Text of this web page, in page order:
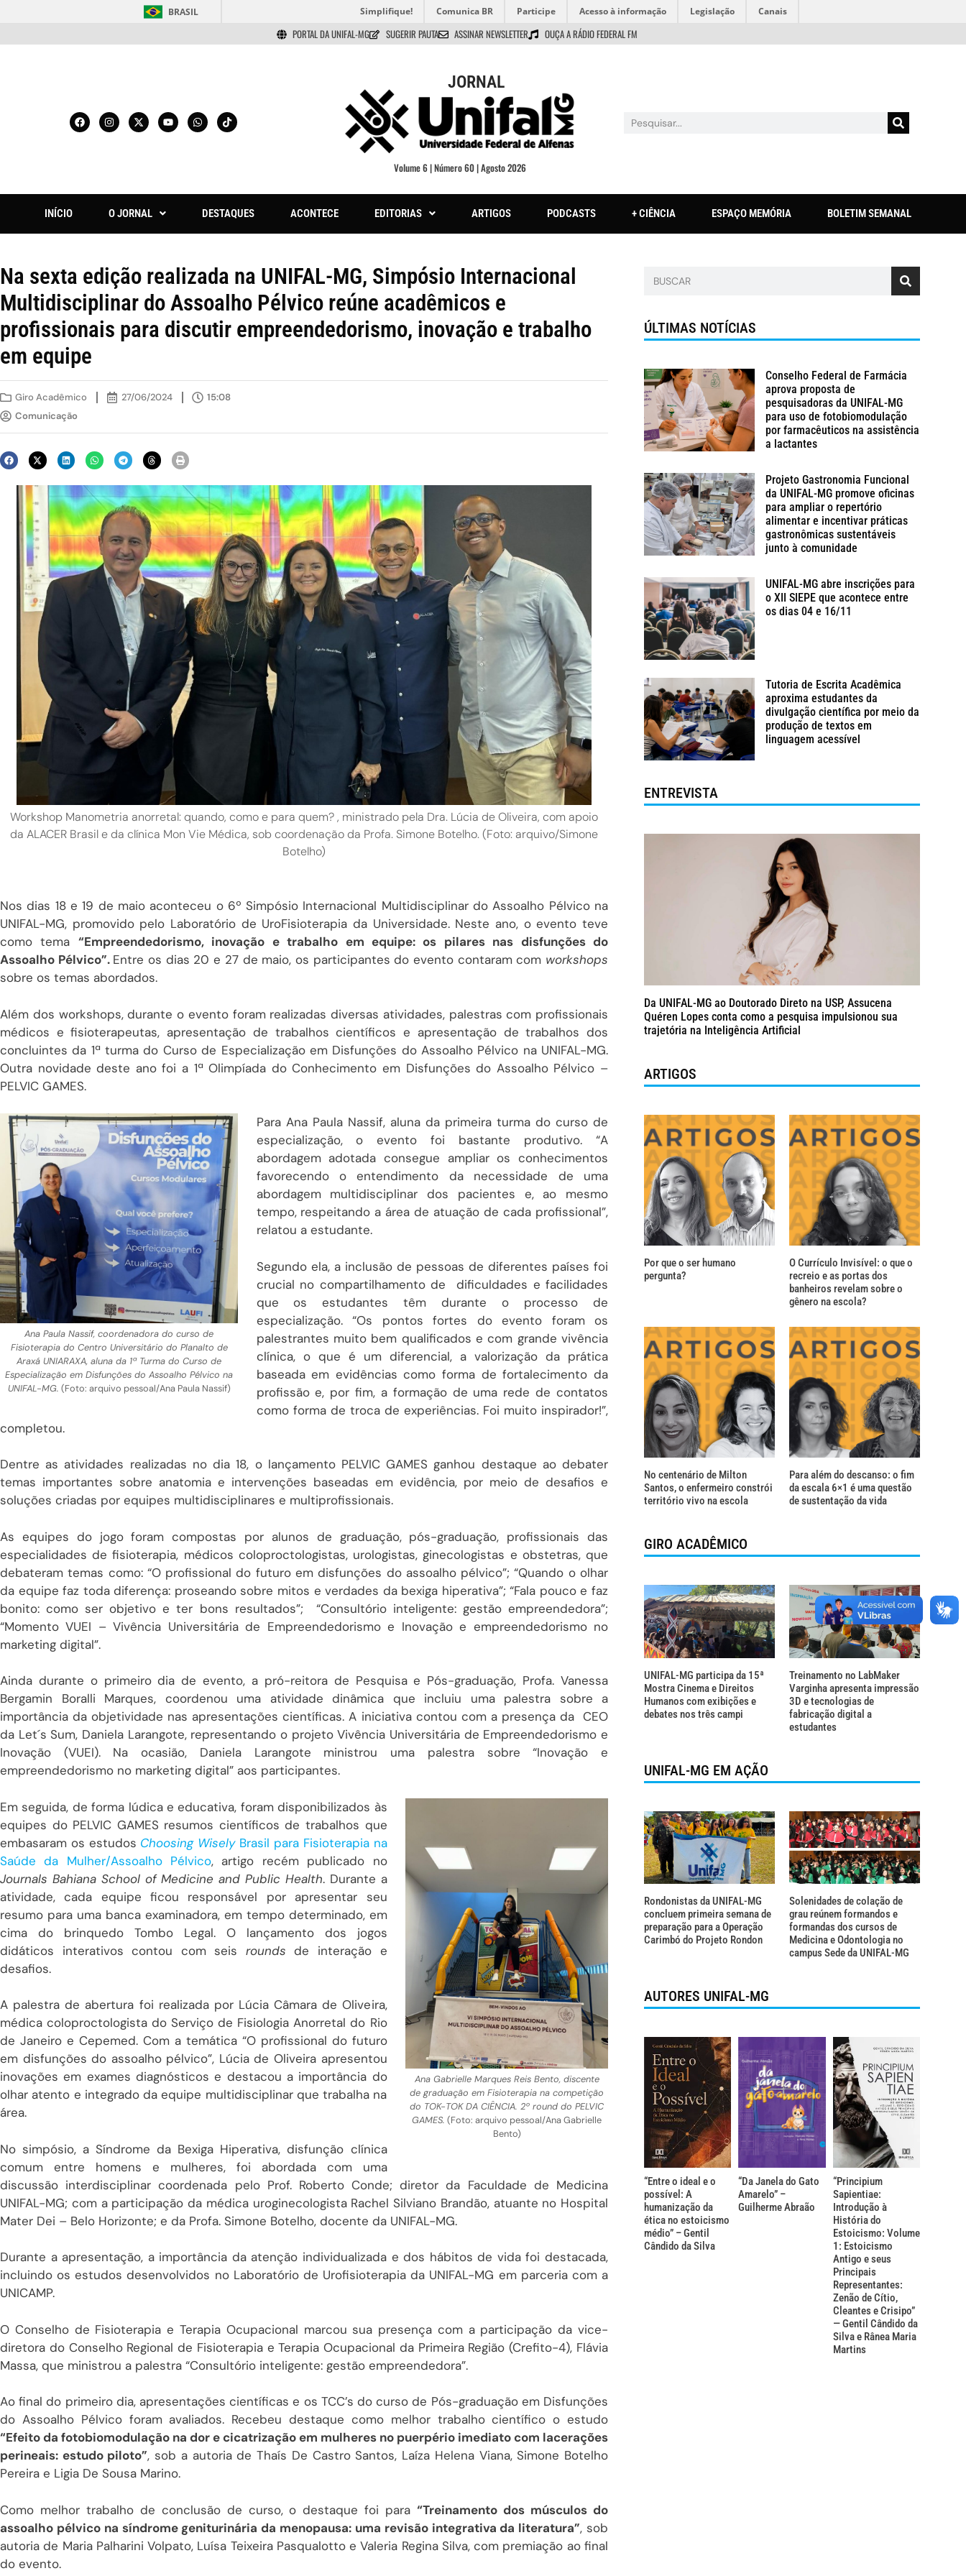
BRASIL Simplifique! Comunica BR Participe Acesso à informação Legislação Canais
PORTAL DA UNIFAL-MG SUGERIR PAUTA ASSINAR NEWSLETTER OUÇA A RÁDIO FEDERAL FM
JORNAL
Volume 6 | Número 60 | Agosto 2026
INÍCIO O JORNAL DESTAQUES ACONTECE EDITORIAS ARTIGOS PODCASTS + CIÊNCIA ESPAÇO MEMÓRIA BOLETIM SEMANAL
Na sexta edição realizada na UNIFAL-MG, Simpósio Internacional
Multidisciplinar do Assoalho Pélvico reúne acadêmicos e
profissionais para discutir empreendedorismo, inovação e trabalho
em equipe
Giro Acadêmico 27/06/2024
15:08
Comunicação
Workshop Manometria anorretal: quando, como e para quem? , ministrado pela Dra. Lúcia de Oliveira, com apoio
da ALACER Brasil e da clínica Mon Vie Médica, sob coordenação da Profa. Simone Botelho. (Foto: arquivo/Simone
Botelho)
Nos dias 18 e 19 de maio aconteceu o 6º Simpósio Internacional Multidisciplinar do Assoalho Pélvico na
UNIFAL-MG, promovido pelo Laboratório de UroFisioterapia da Universidade. Neste ano, o evento teve
como tema “Empreendedorismo, inovação e trabalho em equipe: os pilares nas disfunções do
Assoalho Pélvico”. Entre os dias 20 e 27 de maio, os participantes do evento contaram com workshops
sobre os temas abordados.
Além dos workshops, durante o evento foram realizadas diversas atividades, palestras com profissionais
médicos e fisioterapeutas, apresentação de trabalhos científicos e apresentação de trabalhos dos
concluintes da 1ª turma do Curso de Especialização em Disfunções do Assoalho Pélvico na UNIFAL-MG.
Outra novidade deste ano foi a 1ª Olimpíada do Conhecimento em Disfunções do Assoalho Pélvico –
PELVIC GAMES.
Ana Paula Nassif, coordenadora do curso de
Fisioterapia do Centro Universitário do Planalto de
Araxá UNIARAXA, aluna da 1ª Turma do Curso de
Especialização em Disfunções do Assoalho Pélvico na
UNIFAL-MG. (Foto: arquivo pessoal/Ana Paula Nassif)
Para Ana Paula Nassif, aluna da primeira turma do curso de
especialização, o evento foi bastante produtivo. “A
abordagem adotada consegue ampliar os conhecimentos
favorecendo o entendimento da necessidade de uma
abordagem multidisciplinar dos pacientes e, ao mesmo
tempo, respeitando a área de atuação de cada profissional”,
relatou a estudante.
Segundo ela, a inclusão de pessoas de diferentes países foi
crucial no compartilhamento de dificuldades e facilidades
que os estudantes têm durante o processo de
especialização. “Os pontos fortes do evento foram os
palestrantes muito bem qualificados e com grande vivência
clínica, o que é um diferencial, a valorização da prática
baseada em evidências como forma de fortalecimento da
profissão e, por fim, a formação de uma rede de contatos
como forma de troca de experiências. Foi muito inspirador!”,
completou.
Dentre as atividades realizadas no dia 18, o lançamento PELVIC GAMES ganhou destaque ao debater
temas importantes sobre anatomia e intervenções baseadas em evidência, por meio de desafios e
soluções criadas por equipes multidisciplinares e multiprofissionais.
As equipes do jogo foram compostas por alunos de graduação, pós-graduação, profissionais das
especialidades de fisioterapia, médicos coloproctologistas, urologistas, ginecologistas e obstetras, que
debateram temas como: “O profissional do futuro em disfunções do assoalho pélvico”; “Quando o olhar
da equipe faz toda diferença: proseando sobre mitos e verdades da bexiga hiperativa”; “Fala pouco e faz
bonito: como ser objetivo e ter bons resultados”; “Consultório inteligente: gestão empreendedora”;
“Momento VUEI – Vivência Universitária de Empreendedorismo e Inovação e empreendedorismo no
marketing digital”.
Ainda durante o primeiro dia de evento, a pró-reitora de Pesquisa e Pós-graduação, Profa. Vanessa
Bergamin Boralli Marques, coordenou uma atividade dinâmica que incluiu uma palestra sobre a
importância da objetividade nas apresentações científicas. A iniciativa contou com a presença da CEO
da Let´s Sum, Daniela Larangote, representando o projeto Vivência Universitária de Empreendedorismo e
Inovação (VUEI). Na ocasião, Daniela Larangote ministrou uma palestra sobre “Inovação e
empreendedorismo no marketing digital” aos participantes.
Ana Gabrielle Marques Reis Bento, discente
de graduação em Fisioterapia na competição
do TOK-TOK DA CIÊNCIA. 2º round do PELVIC
GAMES. (Foto: arquivo pessoal/Ana Gabrielle
Bento)
Em seguida, de forma lúdica e educativa, foram disponibilizados às
equipes do PELVIC GAMES resumos científicos de trabalhos que
embasaram os estudos Choosing WiselyBrasil para Fisioterapia na
Saúde da Mulher/Assoalho Pélvico, artigo recém publicado no
Journals Bahiana School of Medicine and Public Health. Durante a
atividade,cada equipe ficou responsável por apresentar seu
resumo para uma banca examinadora, em tempo determinado, em
cima do brinquedo Tombo Legal. O lançamento dos jogos
didáticos interativos contou com seis rounds de interação e
desafios.
A palestra de abertura foi realizada por Lúcia Câmara de Oliveira,
médica coloproctologista do Serviço de Fisiologia Anorretal do Rio
de Janeiro e Cepemed. Com a temática “O profissional do futuro
em disfunções do assoalho pélvico”, Lúcia de Oliveira apresentou
inovações em exames diagnósticos e destacou a importância do
olhar atento e integrado da equipe multidisciplinar que trabalha na
área.
No simpósio, a Síndrome da Bexiga Hiperativa, disfunção clínica
comum entre homens e mulheres, foi abordada com uma
discussão interdisciplinar coordenada pelo Prof. Roberto Conde; diretor da Faculdade de Medicina
UNIFAL-MG; com a participação da médica uroginecologista Rachel Silviano Brandão, atuante no Hospital
Mater Dei – Belo Horizonte; e da Profa. Simone Botelho, docente da UNIFAL-MG.
Durante a apresentação, a importância da atenção individualizada e dos hábitos de vida foi destacada,
incluindo os estudos desenvolvidos no Laboratório de Urofisioterapia da UNIFAL-MG em parceria com a
UNICAMP.
O Conselho de Fisioterapia e Terapia Ocupacional marcou sua presença com a participação da vice-
diretora do Conselho Regional de Fisioterapia e Terapia Ocupacional da Primeira Região (Crefito-4), Flávia
Massa, que ministrou a palestra “Consultório inteligente: gestão empreendedora”.
Ao final do primeiro dia, apresentações científicas e os TCC’s do curso de Pós-graduação em Disfunções
do Assoalho Pélvico foram avaliados. Recebeu destaque como melhor trabalho científico o estudo
“Efeito da fotobiomodulação na dor e cicatrização em mulheres no puerpério imediato com lacerações
perineais: estudo piloto”, sob a autoria de Thaís De Castro Santos, Laíza Helena Viana, Simone Botelho
Pereira e Ligia De Sousa Marino.
Como melhor trabalho de conclusão de curso, o destaque foi para“Treinamento dos músculos do
assoalho pélvico na síndrome geniturinária da menopausa: uma revisão integrativa da literatura”, sob
autoria de Maria Palharini Volpato, Luísa Teixeira Pasqualotto e Valeria Regina Silva, com premiação ao final
do evento.
ÚLTIMAS NOTÍCIAS
Conselho Federal de Farmácia
aprova proposta de
pesquisadoras da UNIFAL-MG
para uso de fotobiomodulação
por farmacêuticos na assistência
a lactantes
Projeto Gastronomia Funcional
da UNIFAL-MG promove oficinas
para ampliar o repertório
alimentar e incentivar práticas
gastronômicas sustentáveis
junto à comunidade
UNIFAL-MG abre inscrições para
o XII SIEPE que acontece entre
os dias 04 e 16/11
Tutoria de Escrita Acadêmica
aproxima estudantes da
divulgação científica por meio da
produção de textos em
linguagem acessível
ENTREVISTA
Da UNIFAL-MG ao Doutorado Direto na USP, Assucena
Quéren Lopes conta como a pesquisa impulsionou sua
trajetória na Inteligência Artificial
ARTIGOS
Por que o ser humano
pergunta?
O Currículo Invisível: o que o
recreio e as portas dos
banheiros revelam sobre o
gênero na escola?
No centenário de Milton
Santos, o enfermeiro constrói
território vivo na escola
Para além do descanso: o fim
da escala 6×1 é uma questão
de sustentação da vida
GIRO ACADÊMICO
UNIFAL-MG participa da 15ª
Mostra Cinema e Direitos
Humanos com exibições e
debates nos três campi
Treinamento no LabMaker
Varginha apresenta impressão
3D e tecnologias de
fabricação digital a
estudantes
UNIFAL-MG EM AÇÃO
Rondonistas da UNIFAL-MG
concluem primeira semana de
preparação para a Operação
Carimbó do Projeto Rondon
Solenidades de colação de
grau reúnem formandos e
formandas dos cursos de
Medicina e Odontologia no
campus Sede da UNIFAL-MG
AUTORES UNIFAL-MG
“Entre o ideal e o
possível: A
humanização da
ética no estoicismo
médio” – Gentil
Cândido da Silva
“Da Janela do Gato
Amarelo” –
Guilherme Abraão
“Principium
Sapientiae:
Introdução à
História do
Estoicismo: Volume
1: Estoicismo
Antigo e seus
Principais
Representantes:
Zenão de Cítio,
Cleantes e Crisipo”
— Gentil Cândido da
Silva e Rânea Maria
Martins